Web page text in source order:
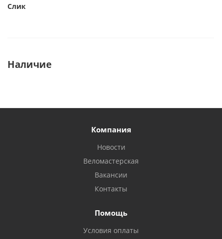
Слик
Наличие
Компания
Новости
Веломастерская
Вакансии
Контакты
Помощь
Условия оплаты